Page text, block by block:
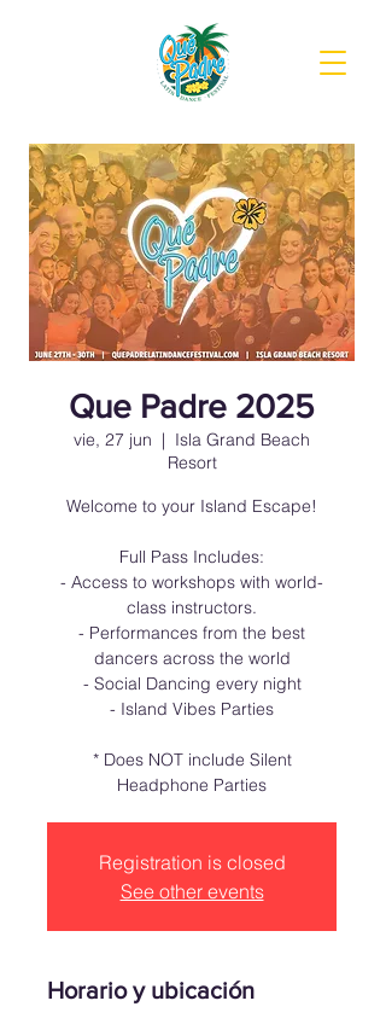
Que Padre 2025
vie, 27 jun
  |
Isla Grand Beach
Resort
Welcome to your Island Escape!
Full Pass Includes:
- Access to workshops with world-
class instructors.
- Performances from the best
dancers across the world
- Social Dancing every night
- Island Vibes Parties
* Does NOT include Silent
Headphone Parties
Registration is closed
See other events
Horario y ubicación